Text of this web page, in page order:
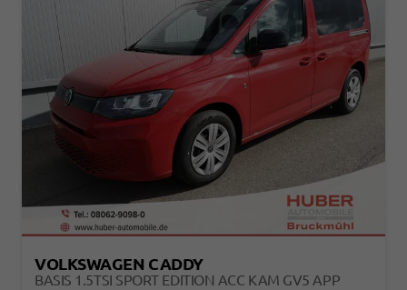
VOLKSWAGEN CADDY
BASIS 1.5TSI SPORT EDITION ACC KAM GV5 APP